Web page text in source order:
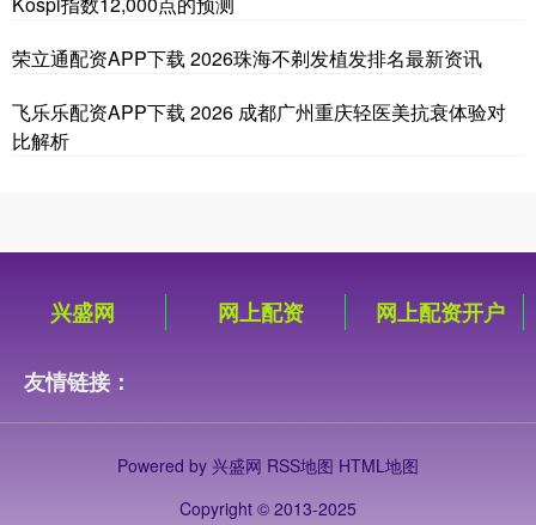
荣立通配资APP下载 2026珠海不剃发植发排名最新资讯
飞乐乐配资APP下载 2026 成都广州重庆轻医美抗衰体验对
比解析
兴盛网 网上配资 网上配资开户
友情链接：
Powered by 兴盛网 RSS地图 HTML地图
Copyright © 2013-2025